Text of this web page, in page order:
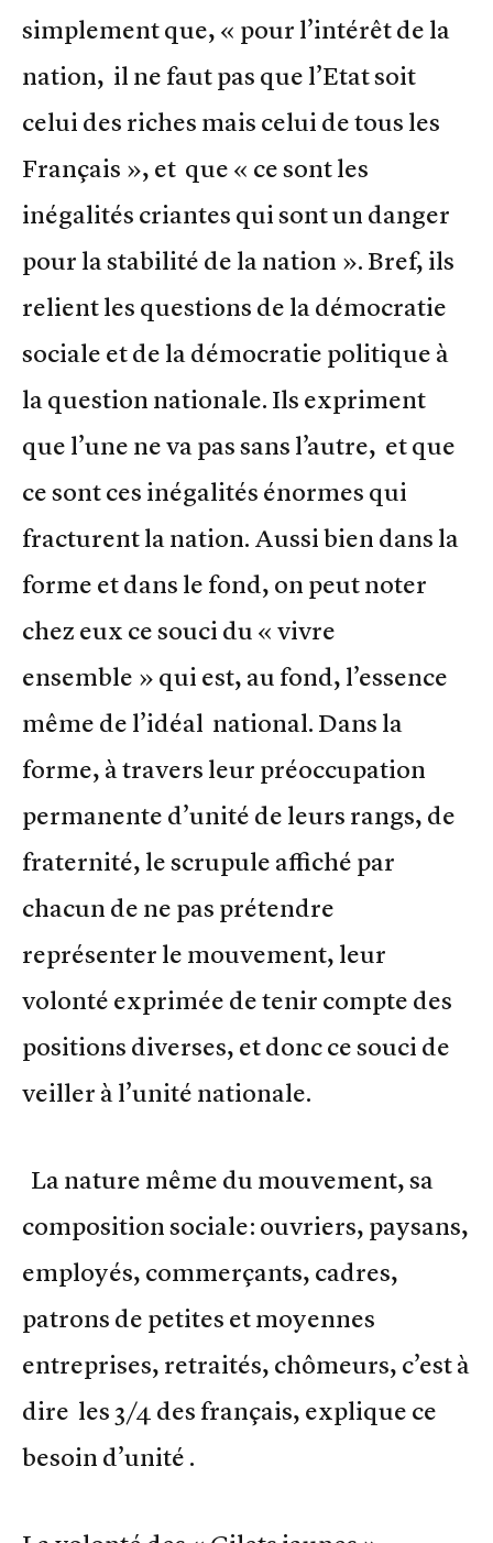
simplement que, « pour l’intérêt de la
nation, il ne faut pas que l’Etat soit
celui des riches mais celui de tous les
Français », et que « ce sont les
inégalités criantes qui sont un danger
pour la stabilité de la nation ». Bref, ils
relient les questions de la démocratie
sociale et de la démocratie politique à
la question nationale. Ils expriment
que l’une ne va pas sans l’autre, et que
ce sont ces inégalités énormes qui
fracturent la nation. Aussi bien dans la
forme et dans le fond, on peut noter
chez eux ce souci du « vivre
ensemble » qui est, au fond, l’essence
même de l’idéal national. Dans la
forme, à travers leur préoccupation
permanente d’unité de leurs rangs, de
fraternité, le scrupule affiché par
chacun de ne pas prétendre
représenter le mouvement, leur
volonté exprimée de tenir compte des
positions diverses, et donc ce souci de
veiller à l’unité nationale.
La nature même du mouvement, sa
composition sociale: ouvriers, paysans,
employés, commerçants, cadres,
patrons de petites et moyennes
entreprises, retraités, chômeurs, c’est à
dire les 3/4 des français, explique ce
besoin d’unité .